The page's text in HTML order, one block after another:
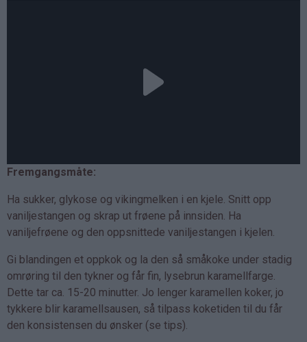
Fremgangsmåte:
Ha sukker, glykose og vikingmelken i en kjele. Snitt opp
vaniljestangen og skrap ut frøene på innsiden. Ha
vaniljefrøene og den oppsnittede vaniljestangen i kjelen.
Gi blandingen et oppkok og la den så småkoke under stadig
omrøring til den tykner og får fin, lysebrun karamellfarge.
Dette tar ca. 15-20 minutter. Jo lenger karamellen koker, jo
tykkere blir karamellsausen, så tilpass koketiden til du får
den konsistensen du ønsker (se tips).